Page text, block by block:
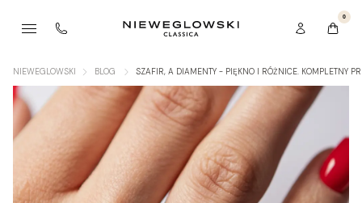
0
NIEWEGLOWSKI BLOG SZAFIR, A DIAMENTY - PIĘKNO I RÓŻNICE. KOMPLETNY